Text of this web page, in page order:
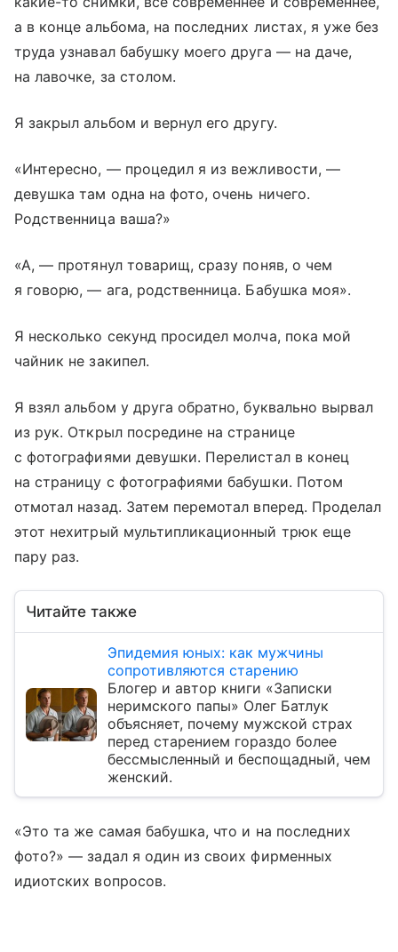
а в конце альбома, на последних листах, я уже без
труда узнавал бабушку моего друга — на даче,
на лавочке, за столом.
Я закрыл альбом и вернул его другу.
«Интересно, — процедил я из вежливости, —
девушка там одна на фото, очень ничего.
Родственница ваша?»
«А, — протянул товарищ, сразу поняв, о чем
я говорю, — ага, родственница. Бабушка моя».
Я несколько секунд просидел молча, пока мой
чайник не закипел.
Я взял альбом у друга обратно, буквально вырвал
из рук. Открыл посредине на странице
с фотографиями девушки. Перелистал в конец
на страницу с фотографиями бабушки. Потом
отмотал назад. Затем перемотал вперед. Проделал
этот нехитрый мультипликационный трюк еще
пару раз.
Читайте также
Эпидемия юных: как мужчины
сопротивляются старению
Блогер и автор книги «Записки
неримского папы» Олег Батлук
объясняет, почему мужской страх
перед старением гораздо более
бессмысленный и беспощадный, чем
женский.
«Это та же самая бабушка, что и на последних
фото?» — задал я один из своих фирменных
идиотских вопросов.